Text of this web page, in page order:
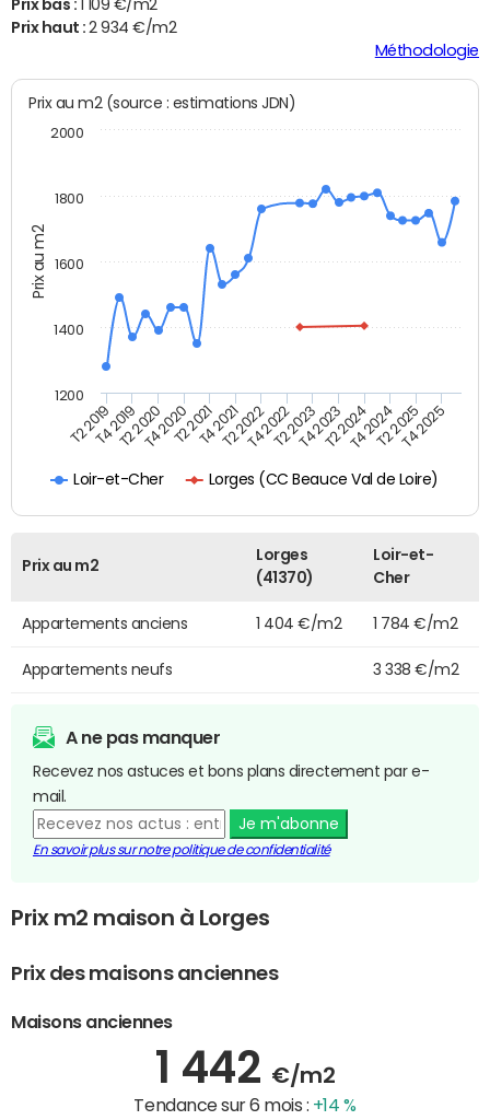
Prix bas :
1 109 €/m2
Prix haut :2 934 €/m2
Méthodologie
Prix au m2
Prix au m2 (source : estimations JDN)
Loir-et-Cher Lorges (CC Beauce Val de Loire)
T2 2019T4 2019T2 2020T4 2020T2 2021T4 2021T2 2022T4 2022T2 2023T4 2023T2 2024T4 2024T2 2025T4 2025
1200
1400
1600
1800
2000
Prix au m2
Lorges
(41370)
Loir-et-
Cher
Appartements anciens 1 404 €/m2 1 784 €/m2
Appartements neufs 3 338 €/m2
A ne pas manquer
Recevez nos astuces et bons plans directement par e-
mail.
Je m'abonne
En savoir plus sur notre politique de confidentialité
Prix m2 maison à Lorges
Prix des maisons anciennes
Maisons anciennes
1 442 €/m2
Tendance sur 6 mois : +14 %